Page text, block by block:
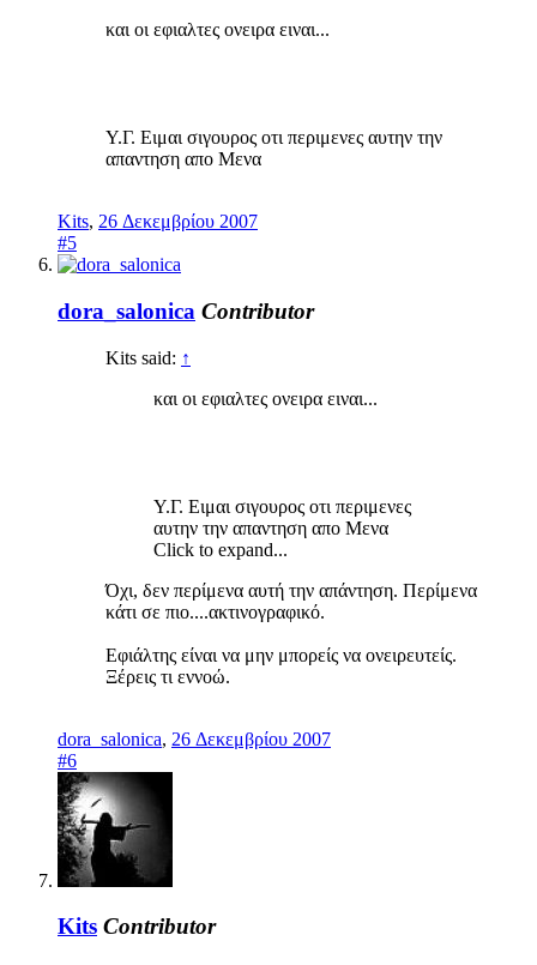
και οι εφιαλτες ονειρα ειναι...
Υ.Γ. Ειμαι σιγουρος οτι περιμενες αυτην την
απαντηση απο Μενα
Kits, 26 Δεκεμβρίου 2007
#5
dora_salonica Contributor
Kits said: ↑
και οι εφιαλτες ονειρα ειναι...
Υ.Γ. Ειμαι σιγουρος οτι περιμενες
αυτην την απαντηση απο Μενα
Click to expand...
Όχι, δεν περίμενα αυτή την απάντηση. Περίμενα
κάτι σε πιο....ακτινογραφικό.
Εφιάλτης είναι να μην μπορείς να ονειρευτείς.
Ξέρεις τι εννοώ.
dora_salonica, 26 Δεκεμβρίου 2007
#6
Kits Contributor